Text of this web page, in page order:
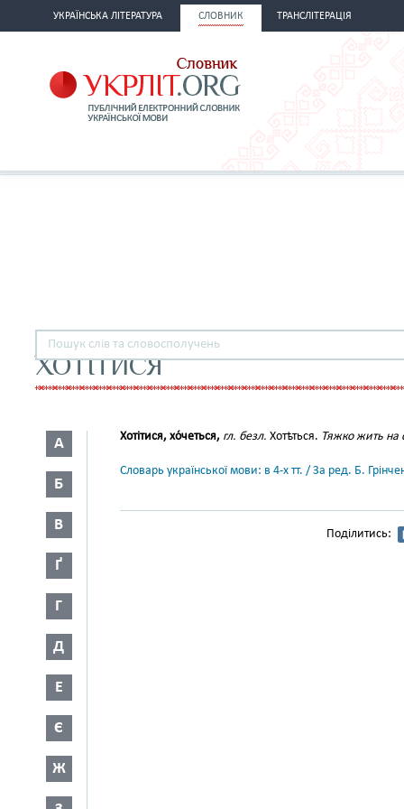
УКРАЇНСЬКА ЛІТЕРАТУРА СЛОВНИК ТРАНСЛІТЕРАЦІЯ
ХОТІТИСЯ
А
Б
В
Ґ
Г
Д
Е
Є
Ж
Хотітися, хо́четься, гл. безл. Хотѣться. Тяжко жить на
Словарь української мови: в 4-х тт. / За ред. Б.
Поділитись: